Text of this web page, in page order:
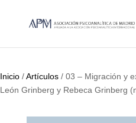
productos
Inicio /Artículos / 03 – Migración y
León Grinberg y Rebeca Grinberg